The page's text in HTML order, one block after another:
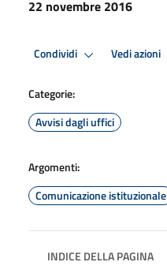
22 novembre 2016
Condividi Vedi azioni
Categorie:
Avvisi dagli uffici
Argomenti:
Comunicazione istituzionale
INDICE DELLA PAGINA